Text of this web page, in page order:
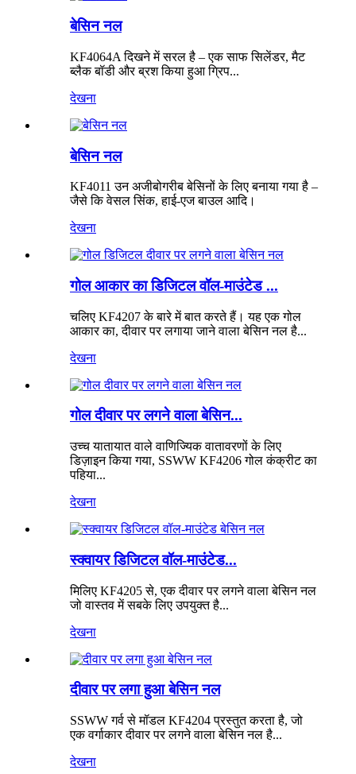
बेसिन नल
KF4064A दिखने में सरल है – एक साफ सिलेंडर, मैट
ब्लैक बॉडी और ब्रश किया हुआ ग्रिप...
देखना
बेसिन नल
KF4011 उन अजीबोगरीब बेसिनों के लिए बनाया गया है –
जैसे कि वेसल सिंक, हाई-एज बाउल आदि।
देखना
गोल आकार का डिजिटल वॉल-माउंटेड ...
चलिए KF4207 के बारे में बात करते हैं। यह एक गोल
आकार का, दीवार पर लगाया जाने वाला बेसिन नल है...
देखना
गोल दीवार पर लगने वाला बेसिन...
उच्च यातायात वाले वाणिज्यिक वातावरणों के लिए
डिज़ाइन किया गया, SSWW KF4206 गोल कंक्रीट का
पहिया...
देखना
स्क्वायर डिजिटल वॉल-माउंटेड...
मिलिए KF4205 से, एक दीवार पर लगने वाला बेसिन नल
जो वास्तव में सबके लिए उपयुक्त है...
देखना
दीवार पर लगा हुआ बेसिन नल
SSWW गर्व से मॉडल KF4204 प्रस्तुत करता है, जो
एक वर्गाकार दीवार पर लगने वाला बेसिन नल है...
देखना